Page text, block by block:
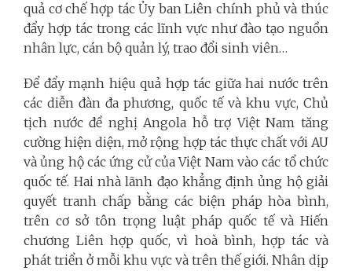
quả cơ chế hợp tác Ủy ban Liên chính phủ và thúc
đẩy hợp tác trong các lĩnh vực như đào tạo nguồn
nhân lực, cán bộ quản lý, trao đổi sinh viên…
Để đẩy mạnh hiệu quả hợp tác giữa hai nước trên
các diễn đàn đa phương, quốc tế và khu vực, Chủ
tịch nước đề nghị Angola hỗ trợ Việt Nam tăng
cường hiện diện, mở rộng hợp tác thực chất với AU
và ủng hộ các ứng cử của Việt Nam vào các tổ chức
quốc tế. Hai nhà lãnh đạo khẳng định ủng hộ giải
quyết tranh chấp bằng các biện pháp hòa bình,
trên cơ sở tôn trọng luật pháp quốc tế và Hiến
chương Liên hợp quốc, vì hoà bình, hợp tác và
phát triển ở mỗi khu vực và trên thế giới. Nhân dịp